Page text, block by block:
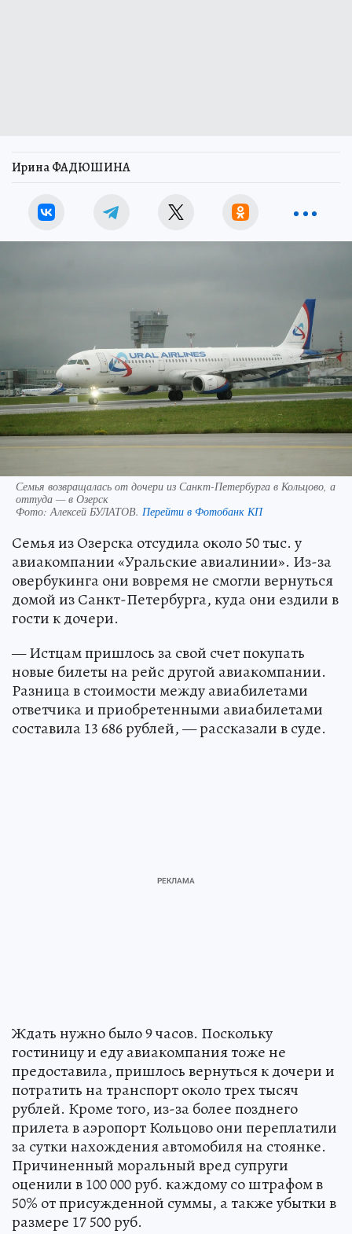
Ирина ФАДЮШИНА
Семья возвращалась от дочери из Санкт-Петербурга в Кольцово, а
оттуда — в Озерск
Фото:Алексей БУЛАТОВ. Перейти в Фотобанк КП
Семья из Озерска отсудила около 50 тыс. у
авиакомпании «Уральские авиалинии». Из-за
овербукинга они вовремя не смогли вернуться
домой из Санкт-Петербурга, куда они ездили в
гости к дочери.
— Истцам пришлось за свой счет покупать
новые билеты на рейс другой авиакомпании.
Разница в стоимости между авиабилетами
ответчика и приобретенными авиабилетами
составила 13 686 рублей, — рассказали в суде.
Ждать нужно было 9 часов. Поскольку
гостиницу и еду авиакомпания тоже не
предоставила, пришлось вернуться к дочери и
потратить на транспорт около трех тысяч
рублей. Кроме того, из-за более позднего
прилета в аэропорт Кольцово они переплатили
за сутки нахождения автомобиля на стоянке.
Причиненный моральный вред супруги
оценили в 100 000 руб. каждому со штрафом в
50% от присужденной суммы, а также убытки в
размере 17 500 руб.